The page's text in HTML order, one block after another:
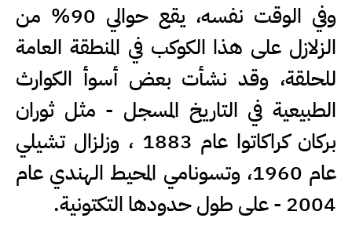
وفي الوقت نفسه، يقع حوالي 90% من
الزلازل على هذا الكوكب في المنطقة العامة
للحلقة، وقد نشأت بعض أسوأ الكوارث
الطبيعية في التاريخ المسجل - مثل ثوران
بركان كراكاتوا عام 1883 ، وزلزال تشيلي
عام 1960، وتسونامي المحيط الهندي عام
2004 - على طول حدودها التكتونية.